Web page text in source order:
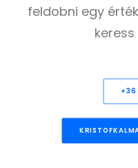
feldobni egy
+36